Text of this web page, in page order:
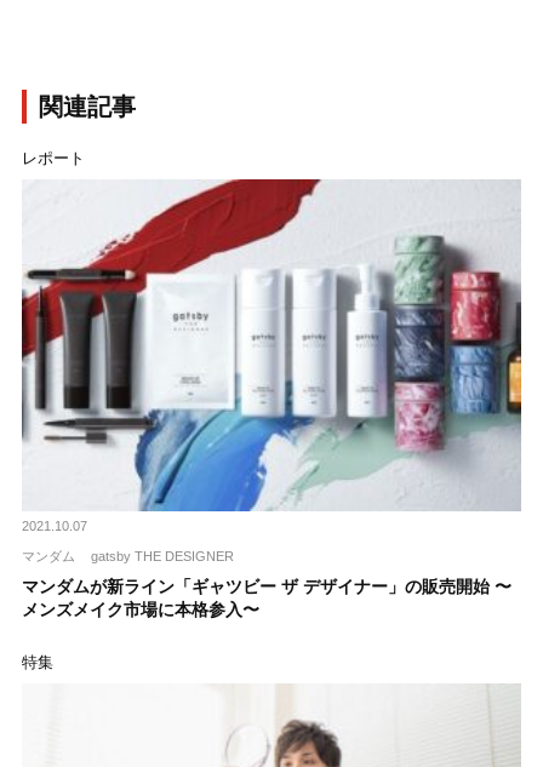
関連記事
レポート
2021.10.07
マンダム gatsby THE DESIGNER
マンダムが新ライン「ギャツビー ザ デザイナー」の販売開始 〜
メンズメイク市場に本格参入〜
特集